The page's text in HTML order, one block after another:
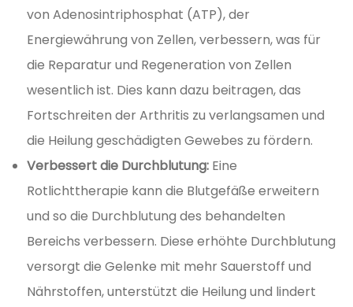
von Adenosintriphosphat (ATP), der
Energiewährung von Zellen, verbessern, was für
die Reparatur und Regeneration von Zellen
wesentlich ist. Dies kann dazu beitragen, das
Fortschreiten der Arthritis zu verlangsamen und
die Heilung geschädigten Gewebes zu fördern.
Verbessert die Durchblutung: Eine
Rotlichttherapie kann die Blutgefäße erweitern
und so die Durchblutung des behandelten
Bereichs verbessern. Diese erhöhte Durchblutung
versorgt die Gelenke mit mehr Sauerstoff und
Nährstoffen, unterstützt die Heilung und lindert